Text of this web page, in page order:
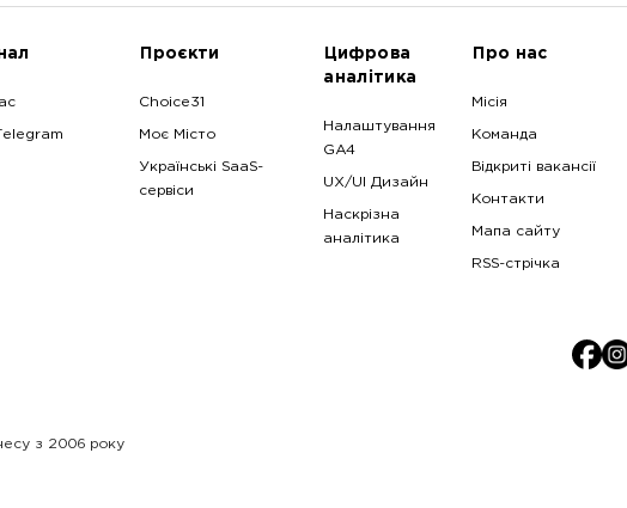
Проєкти
Choice31
Моє Місто
Українські SaaS-
сервіси
Цифрова
аналітика
Налаштування
GA4
UX/UI Дизайн
Наскрізна
аналітика
Про нас
Місія
Команда
Відкриті вакансії
Контакти
Мапа сайту
RSS-стрічка
з 2006 року